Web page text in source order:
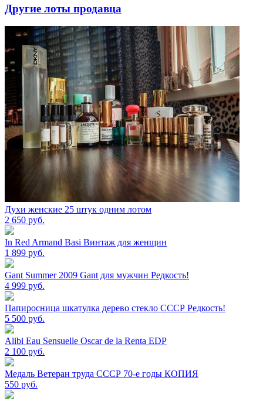
Другие лоты продавца
Духи женские 25 штук одним лотом
2 650 руб.
In Red Armand Basi Винтаж для женщин
1 899 руб.
Gant Summer 2009 Gant для мужчин Редкость!
4 999 руб.
Папиросница шкатулка дерево стекло СССР Редкость!
5 500 руб.
Alibi Eau Sensuelle Oscar de la Renta EDP
2 100 руб.
Медаль Ветеран труда СССР 70-е годы КОПИЯ
550 руб.